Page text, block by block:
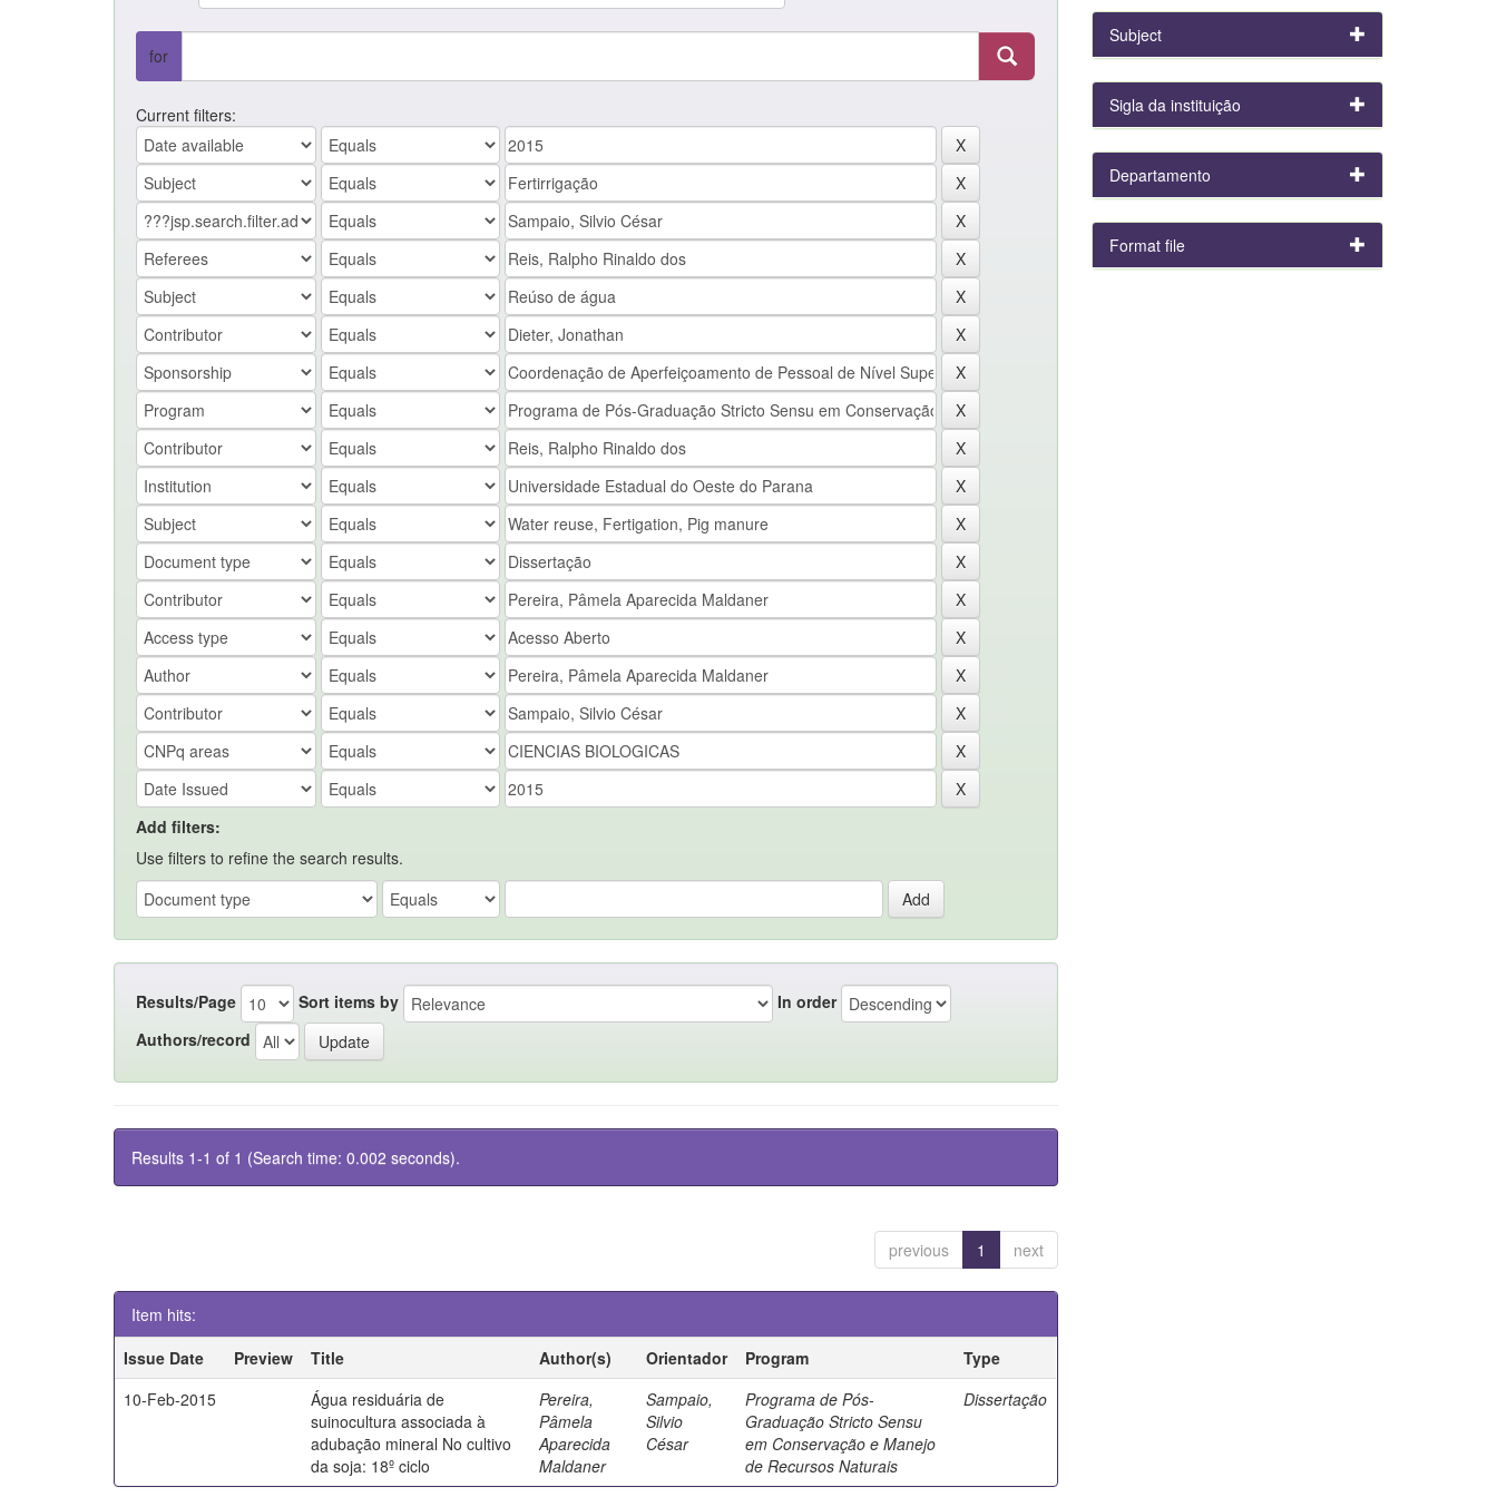
for
Current filters:
Add filters:
Use filters to refine the search results.
Results/Page Sort items by
In order
Authors/record
Results 1-1 of 1 (Search time: 0.002 seconds).
previous 1 next
Item hits:
Issue Date
Preview Title Author(s) Orientador Program
Type
10-Feb-2015
Água residuária de
suinocultura associada à
adubação mineral No cultivo
da soja: 18º ciclo
Pereira,
Pâmela
Aparecida
Maldaner
Sampaio,
Silvio
César
Programa de Pós-
Graduação Stricto Sensu
em Conservação e Manejo
de Recursos Naturais
Dissertação
Subject
Sigla da instituição
Departamento
Format file